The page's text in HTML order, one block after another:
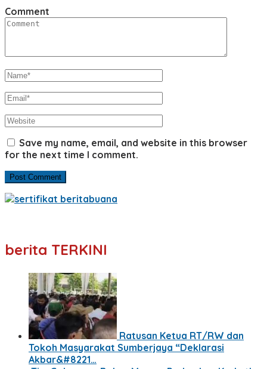
Comment
Save my name, email, and website in this browser
for the next time I comment.
berita TERKINI
Ratusan Ketua RT/RW dan
Tokoh Masyarakat Sumberjaya “Deklarasi
Akbar&#8221…